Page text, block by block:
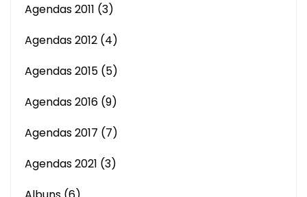
Agendas 2011 (3)
Agendas 2012 (4)
Agendas 2015 (5)
Agendas 2016 (9)
Agendas 2017 (7)
Agendas 2021 (3)